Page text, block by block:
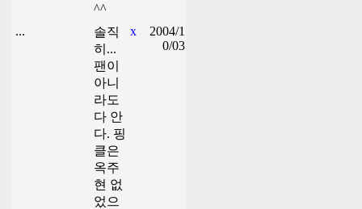
^^
...
솔직
히...
팬이
아니
라도
다 안
다. 핑
클은
옥주
현 없
었으
x
2004/1
0/03